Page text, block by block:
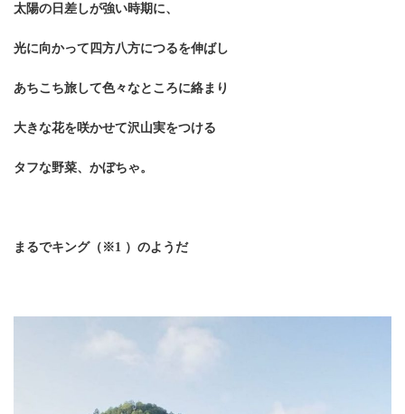
太陽の日差しが強い時期に、
光に向かって四方八方につるを伸ばし
あちこち旅して色々なところに絡まり
大きな花を咲かせて沢山実をつける
タフな野菜、かぼちゃ。
まるでキング（※1 ） のようだ